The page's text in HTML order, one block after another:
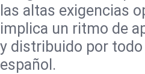
las altas exigencias
implica un ritmo de
y distribuido por
español.